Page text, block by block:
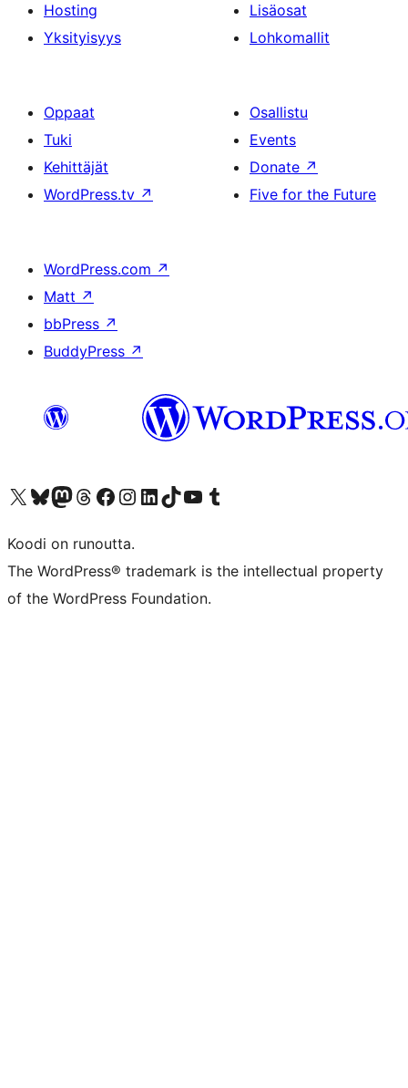
Hosting
Yksityisyys
Lisäosat
Lohkomallit
Oppaat
Tuki
Kehittäjät
WordPress.tv ↗
Osallistu
Events
Donate ↗
Five for the Future
WordPress.com ↗
Matt ↗
bbPress ↗
BuddyPress ↗
Visit our X (formerly Twitter) account
Visit our Bluesky account
Visit our Mastodon account
Visit our Threads account
Visit our Facebook page
Visit our Instagram account
Visit our LinkedIn account
Visit our TikTok account
Näytä YouTube-kanava
Visit our Tumblr account
Koodi on runoutta.
The WordPress® trademark is the intellectual property
of the WordPress Foundation.